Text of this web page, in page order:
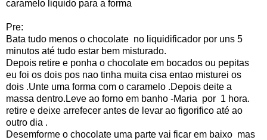
caramelo liquido para a forma
Pre:
Bata tudo menos o chocolate no liquidificador por uns 5
minutos até tudo estar bem misturado.
Depois retire e ponha o chocolate em bocados ou pepitas
eu foi os dois pos nao tinha muita cisa entao misturei os
dois .Unte uma forma com o caramelo .Depois deite a
massa dentro.Leve ao forno em banho -Maria por 1 hora.
retire e deixe arrefecer antes de levar ao figorifico até ao
outro dia .
Desemforme o chocolate uma parte vai ficar em baixo mas